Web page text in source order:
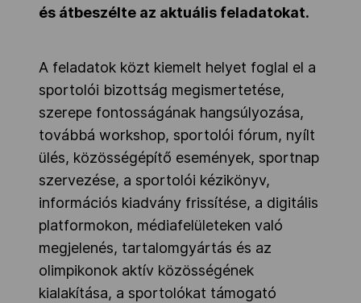
és átbeszélte az aktuális feladatokat.
A feladatok közt kiemelt helyet foglal el a
sportolói bizottság megismertetése,
szerepe fontosságának hangsúlyozása,
továbbá workshop, sportolói fórum, nyílt
ülés, közösségépítő események, sportnap
szervezése, a sportolói kézikönyv,
információs kiadvány frissítése, a digitális
platformokon, médiafelületeken való
megjelenés, tartalomgyártás és az
olimpikonok aktív közösségének
kialakítása, a sportolókat támogató